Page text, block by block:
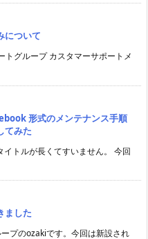
について
トグループ カスタマーサポートメ
形式のメンテナンス手順
てみた
トルが長くてすいません。 今回
ました
プのozakiです。今回は新設され